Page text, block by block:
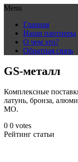
Menu
content
Главная
Наши партнеры
О чем это?
Обратная связь
GS-металл
Комплексные
латунь, бронза,
МО.
0 0 votes
Рейтинг статьи